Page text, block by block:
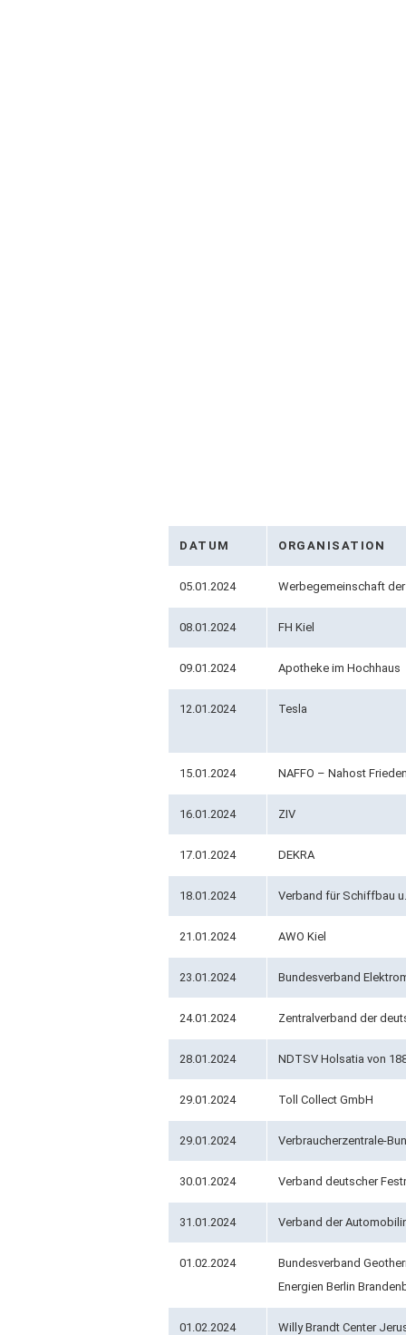
DATUM ORGANISATION
05.01.2024 Werbegemeinschaft
08.01.2024 FH Kiel
09.01.2024 Apotheke im Hochhaus
12.01.2024 Tesla
15.01.2024 NAFFO – Nahost
16.01.2024 ZIV
17.01.2024 DEKRA
18.01.2024 Verband für Schiffbau
21.01.2024 AWO Kiel
23.01.2024 Bundesverband
24.01.2024 Zentralverband der
28.01.2024 NDTSV Holsatia von
29.01.2024 Toll Collect GmbH
29.01.2024 Verbraucherzentrale-
30.01.2024 Verband deutscher
31.01.2024 Verband der
01.02.2024
Bundesverband
Energien Berlin
01.02.2024 Willy Brandt Center